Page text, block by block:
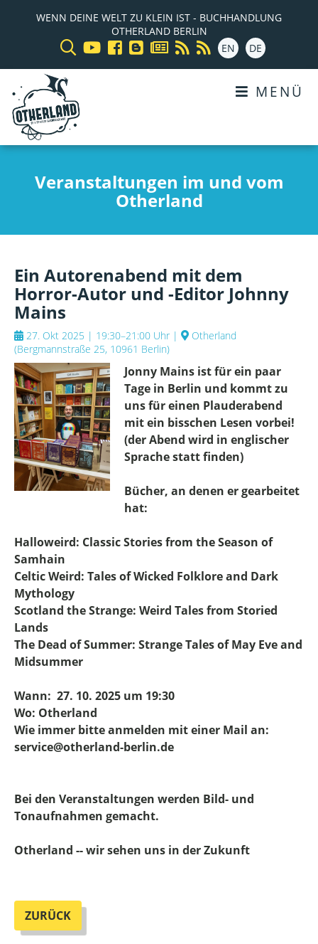
WENN DEINE WELT ZU KLEIN IST - BUCHHANDLUNG
OTHERLAND BERLIN
EN
DE
MENÜ
Veranstaltungen im und vom
Otherland
Ein Autorenabend mit dem
Horror-Autor und -Editor Johnny
Mains
27. Okt 2025 | 19:30–21:00 Uhr |
Otherland
(Bergmannstraße 25, 10961 Berlin)
Jonny Mains ist für ein paar
Tage in Berlin und kommt zu
uns für einen Plauderabend
mit ein bisschen Lesen vorbei!
(der Abend wird in englischer
Sprache statt finden)
Bücher, an denen er gearbeitet
hat:
Halloweird: Classic Stories from the Season of
Samhain
Celtic Weird: Tales of Wicked Folklore and Dark
Mythology
Scotland the Strange: Weird Tales from Storied
Lands
The Dead of Summer: Strange Tales of May Eve and
Midsummer
Wann: 27. 10. 2025 um 19:30
Wo: Otherland
Wie immer bitte anmelden mit einer Mail an:
service@otherland-berlin.de
Bei den Veranstaltungen werden Bild- und
Tonaufnahmen gemacht.
Otherland -- wir sehen uns in der Zukunft
ZURÜCK